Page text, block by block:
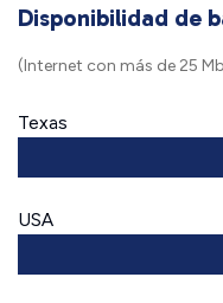
Disponibilidad de
(Internet con más de 25
Texas
USA